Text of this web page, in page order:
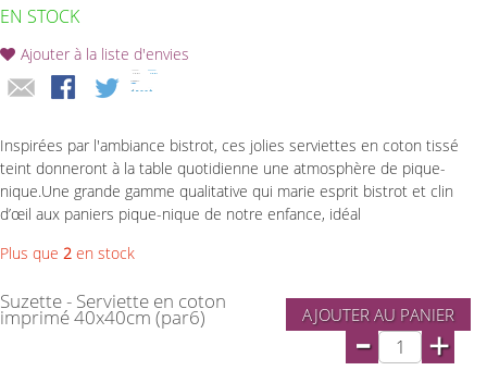
EN STOCK
Ajouter à la liste d'envies
Inspirées par l'ambiance bistrot, ces jolies serviettes en coton tissé
teint donneront à la table quotidienne une atmosphère de pique-
nique.Une grande gamme qualitative qui marie esprit bistrot et clin
d’œil aux paniers pique-nique de notre enfance, idéal
Plus que 2 en stock
Suzette - Serviette en coton
imprimé 40x40cm (par6) AJOUTER AU PANIER
- +